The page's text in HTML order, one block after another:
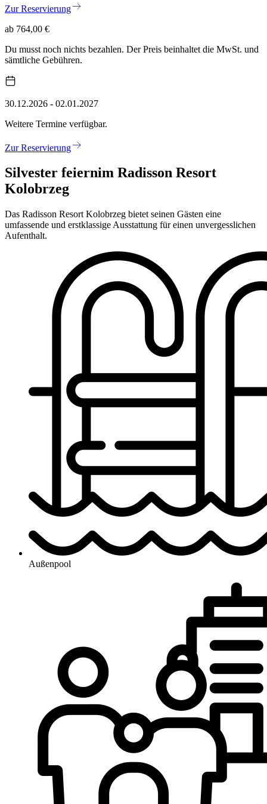
Zur Reservierung
ab 764,00 €
Du musst noch nichts bezahlen. Der Preis beinhaltet die MwSt. und
sämtliche Gebühren.
30.12.2026 - 02.01.2027
Weitere Termine verfügbar.
Zur Reservierung
Silvester feiernim Radisson Resort
Kolobrzeg
Das Radisson Resort Kolobrzeg bietet seinen Gästen eine
umfassende und erstklassige Ausstattung für einen unvergesslichen
Aufenthalt.
Außenpool